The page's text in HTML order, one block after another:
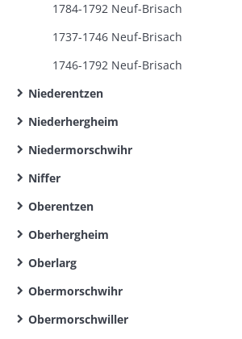
1784-1792 Neuf-Brisach
1737-1746 Neuf-Brisach
1746-1792 Neuf-Brisach
Niederentzen
Niederhergheim
Niedermorschwihr
Niffer
Oberentzen
Oberhergheim
Oberlarg
Obermorschwihr
Obermorschwiller